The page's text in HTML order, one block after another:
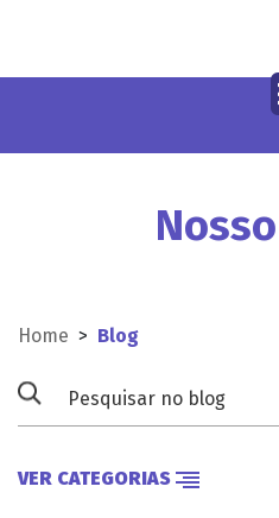
Home > Blog
VER CATEGORIAS